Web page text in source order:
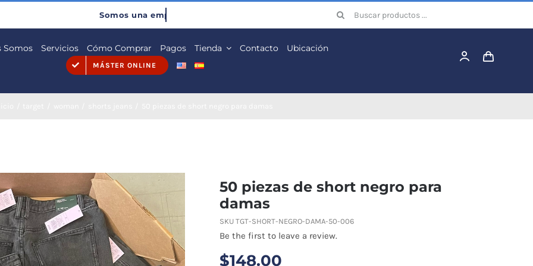
Buscar:
Somos Servicios Cómo Comprar Pagos Tienda Contacto Ubicación
MÁSTER ONLINE
50 piezas de short negro para
damas
SKUTGT-SHORT-NEGRO-DAMA-50-006
Be the first to leave a review.
$148.00